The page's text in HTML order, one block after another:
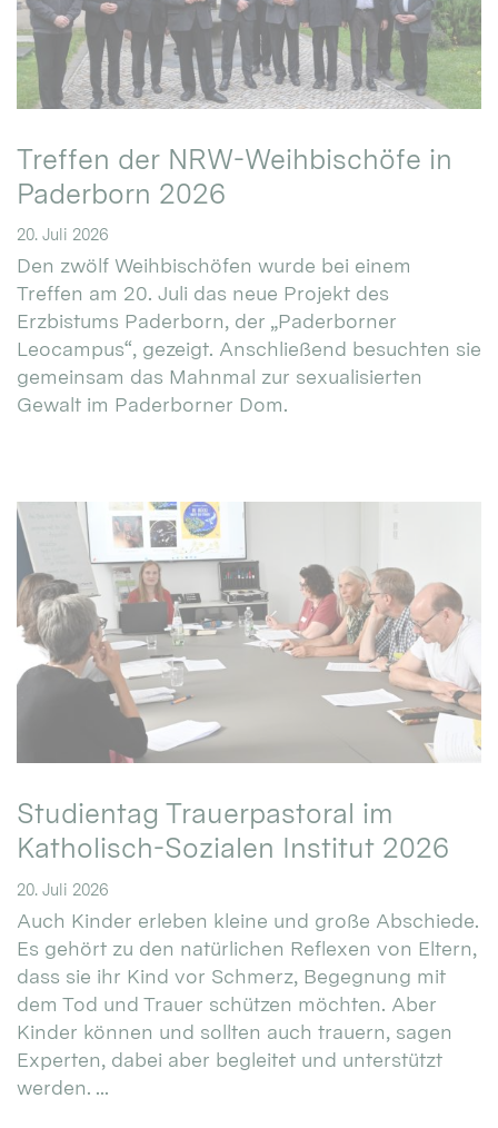
Treffen der NRW-Weihbischöfe in
Paderborn 2026
20. Juli 2026
Den zwölf Weihbischöfen wurde bei einem
Treffen am 20. Juli das neue Projekt des
Erzbistums Paderborn, der „Paderborner
Leocampus“, gezeigt. Anschließend besuchten sie
gemeinsam das Mahnmal zur sexualisierten
Gewalt im Paderborner Dom.
Studientag Trauerpastoral im
Katholisch-Sozialen Institut 2026
20. Juli 2026
Auch Kinder erleben kleine und große Abschiede.
Es gehört zu den natürlichen Reflexen von Eltern,
dass sie ihr Kind vor Schmerz, Begegnung mit
dem Tod und Trauer schützen möchten. Aber
Kinder können und sollten auch trauern, sagen
Experten, dabei aber begleitet und unterstützt
werden. ...